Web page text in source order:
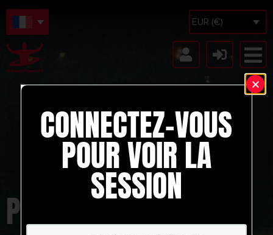
EUR (€)
POSITIONAL
CONNECTEZ-VOUS
POUR VOIR LA
SESSION